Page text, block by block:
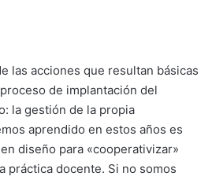
las acciones que resultan básicas
de implantación del
la gestión de la propia
aprendido en estos años es
diseño para «cooperativizar»
práctica docente. Si no somos